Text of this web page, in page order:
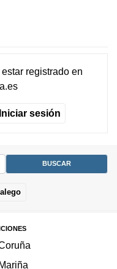
estar registradoen
Iniciar sesión